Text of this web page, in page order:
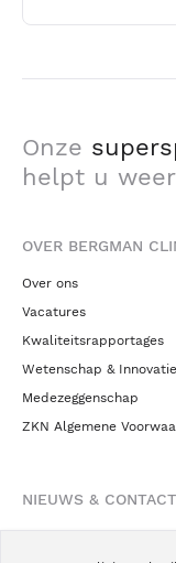
Onze
helpt u weer
OVER BERGMAN
Over ons
Vacatures
Kwaliteitsrapportages
Wetenschap & Innovatie
Medezeggenschap
ZKN Algemene
NIEUWS & CONTACT